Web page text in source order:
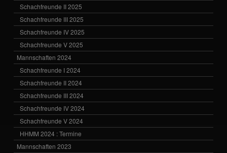
Schachfreunde II 2025
Schachfreunde III 2025
Schachfreunde IV 2025
Schachfreunde V 2025
Mannschaften 2024
Schachfreunde I 2024
Schachfreunde II 2024
Schachfreunde III 2024
Schachfreunde IV 2024
Schachfreunde V 2024
HHMM 2024 : Termine
Mannschaften 2023